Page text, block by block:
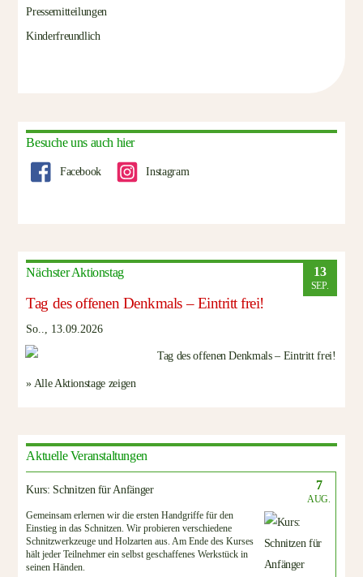
Pressemitteilungen
Kinderfreundlich
Besuche uns auch hier
Facebook Instagram
Nächster Aktionstag 13
SEP.
Tag des offenen Denkmals – Eintritt frei!
So.., 13.09.2026
» Alle Aktionstage zeigen
Aktuelle Veranstaltungen
Kurs: Schnitzen für Anfänger 7
AUG.
Gemeinsam erlernen wir die ersten Handgriffe für den
Einstieg in das Schnitzen. Wir probieren verschiedene
Schnitzwerkzeuge und Holzarten aus. Am Ende des Kurses
hält jeder Teilnehmer ein selbst geschaffenes Werkstück in
seinen Händen.